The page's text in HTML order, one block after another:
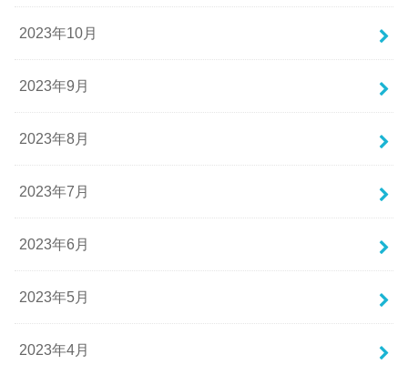
2023年10月
2023年9月
2023年8月
2023年7月
2023年6月
2023年5月
2023年4月